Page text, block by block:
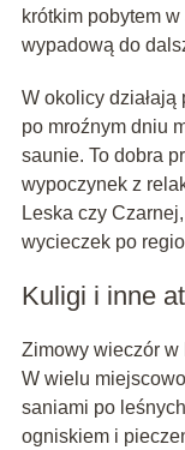
krótkim pobytem
wypadową do
W okolicy
po mroźnym dniu
saunie. To dobra
wypoczynek z
Leska czy
wycieczek po
Kuligi i inne
Zimowy wieczór w
W wielu
saniami po
ogniskiem i